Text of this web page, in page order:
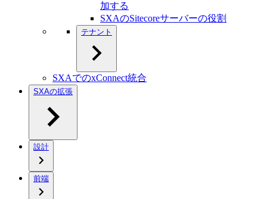
加する
SXAのSitecoreサーバーの役割
テナント
SXAでのxConnect統合
SXAの拡張
設計
前端